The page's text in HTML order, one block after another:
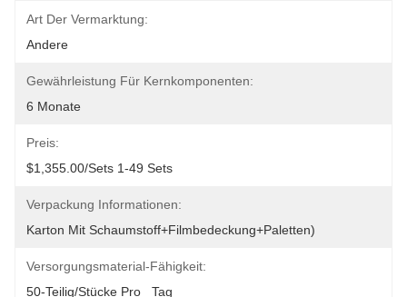
Art Der Vermarktung:
Andere
Gewährleistung Für Kernkomponenten:
6 Monate
Preis:
$1,355.00/sets 1-49 Sets
Verpackung Informationen:
Karton Mit Schaumstoff+Filmbedeckung+Paletten)
Versorgungsmaterial-Fähigkeit:
50-Teilig/Stücke Pro   Tag